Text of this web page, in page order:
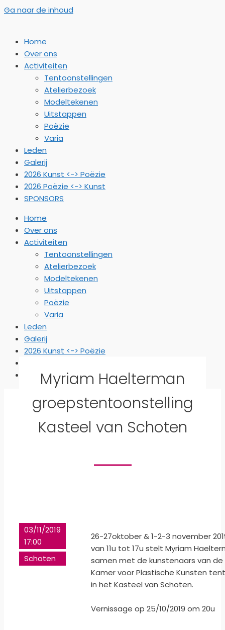
Ga naar de inhoud
Home
Over ons
Activiteiten
Tentoonstellingen
Atelierbezoek
Modeltekenen
Uitstappen
Poëzie
Varia
Leden
Galerij
2026 Kunst <-> Poëzie
2026 Poëzie <-> Kunst
SPONSORS
Home
Over ons
Activiteiten
Tentoonstellingen
Atelierbezoek
Modeltekenen
Uitstappen
Poëzie
Varia
Leden
Galerij
2026 Kunst <-> Poëzie
SPONSORS
Myriam Haelterman
groepstentoonstelling
Kasteel van Schoten
03/11/2019
17:00
Schoten
26-27oktober & 1-2-3 november
van 11u tot 17u stelt Myriam
samen met de kunstenaars van de
Kamer voor Plastische Kunsten
in het Kasteel van Schoten.
Vernissage op 25/10/2019 om 20u